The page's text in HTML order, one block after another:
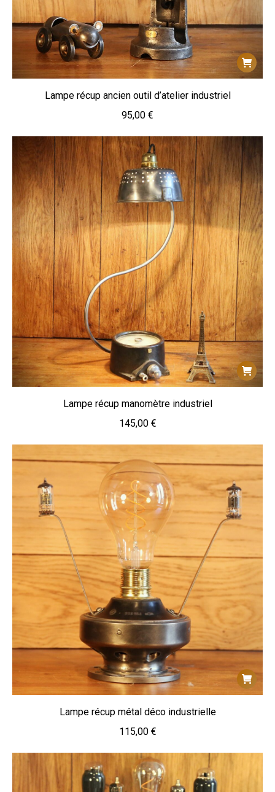
Lampe récup ancien outil d’atelier industriel
95,00 €
Lampe récup manomètre industriel
145,00 €
Lampe récup métal déco industrielle
115,00 €